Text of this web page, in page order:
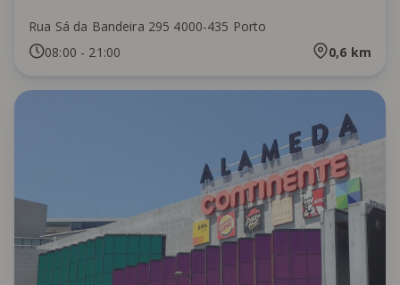
Rua Sá da Bandeira 295 4000-435 Porto
08:00 - 21:00 0,6 km